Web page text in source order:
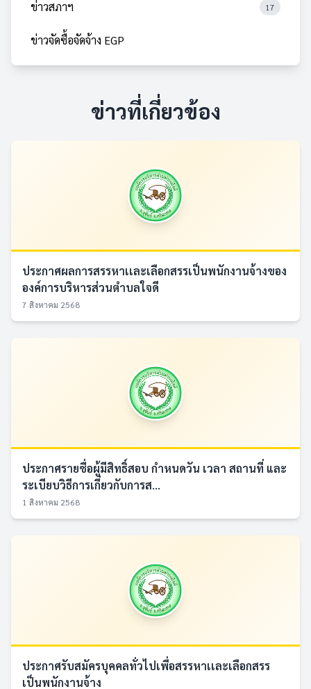
ข่าวสภาฯ 17
ข่าวจัดซื้อจัดจ้าง EGP
ข่าวที่เกี่ยวข้อง
ประกาศผลการสรรหาเเละเลือกสรรเป็นพนักงานจ้างของ
องค์การบริหารส่วนตำบลใจดี
7 สิงหาคม 2568
ประกาศรายชื่อผู้มีสิทธิ์สอบ กำหนดวัน เวลา สถานที่ และ
ระเบียบวิธีการเกี่ยวกับการส...
1 สิงหาคม 2568
ประกาศรับสมัครบุคคลทั่วไปเพื่อสรรหาเเละเลือกสรร
เป็นพนักงานจ้าง